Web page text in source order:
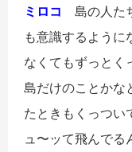
ミロコ 島の人た
も意識するように
なくてもずっとく
島だけのことかな
たときもくっつい
ュ〜ッて飛んでる